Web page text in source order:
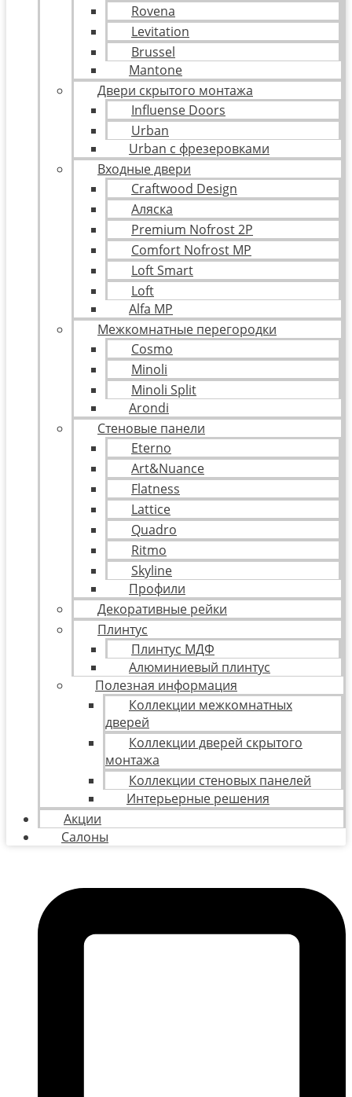
Rovena
Levitation
Brussel
Mantone
Двери скрытого монтажа
Influense Doors
Urban
Urban с фрезеровками
Входные двери
Craftwood Design
Аляска
Premium Nofrost 2P
Comfort Nofrost MP
Loft Smart
Loft
Alfa MP
Межкомнатные перегородки
Cosmo
Minoli
Minoli Split
Arondi
Стеновые панели
Eterno
Art&Nuance
Flatness
Lattice
Quadro
Ritmo
Skyline
Профили
Декоративные рейки
Плинтус
Плинтус МДФ
Алюминиевый плинтус
Полезная информация
Коллекции межкомнатных
дверей
Коллекции дверей скрытого
монтажа
Коллекции стеновых панелей
Интерьерные решения
Акции
Салоны